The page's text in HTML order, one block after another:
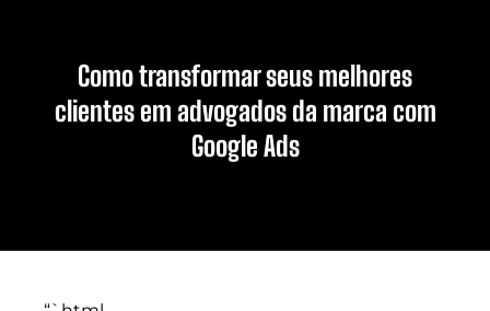
Como transformar seus melhores
clientes em advogados da marca com
Google Ads